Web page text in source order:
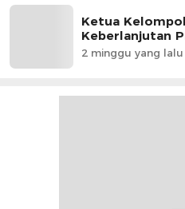
Ketua
Keberlanjutan
2 minggu yang lalu